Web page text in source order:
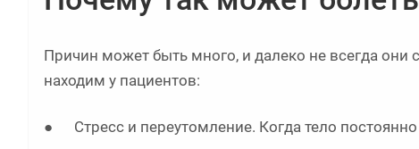
Причин может быть много, и далеко не всегда
находим у пациентов:
● Стресс и переутомление. Когда тело